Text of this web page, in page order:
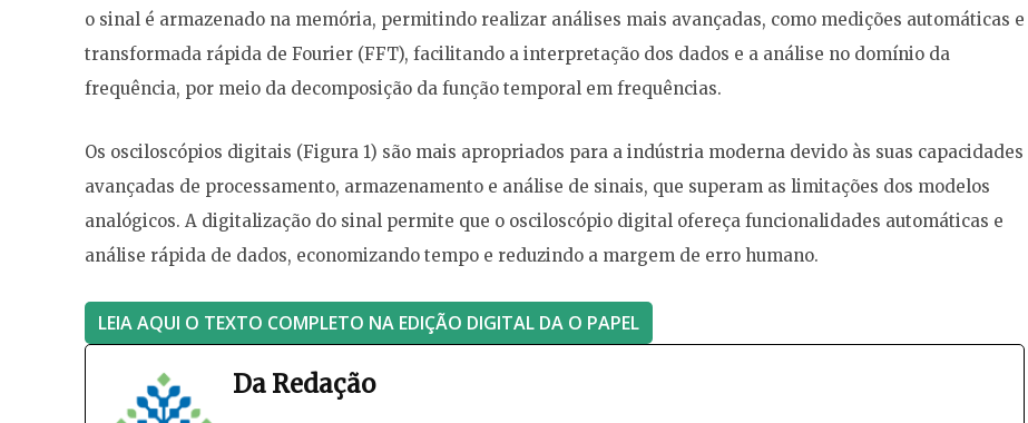
o sinal é armazenado na memória, permitindo realizar análises mais avançadas, como medições automáticas e
transformada rápida de Fourier (FFT), facilitando a interpretação dos dados e a análise no domínio da
frequência, por meio da decomposição da função temporal em frequências.
Os osciloscópios digitais (Figura 1) são mais apropriados para a indústria moderna devido às suas capacidades
avançadas de processamento, armazenamento e análise de sinais, que superam as limitações dos modelos
analógicos. A digitalização do sinal permite que o osciloscópio digital ofereça funcionalidades automáticas e
análise rápida de dados, economizando tempo e reduzindo a margem de erro humano.
LEIA AQUI O TEXTO COMPLETO NA EDIÇÃO DIGITAL DA O PAPEL
Da Redação